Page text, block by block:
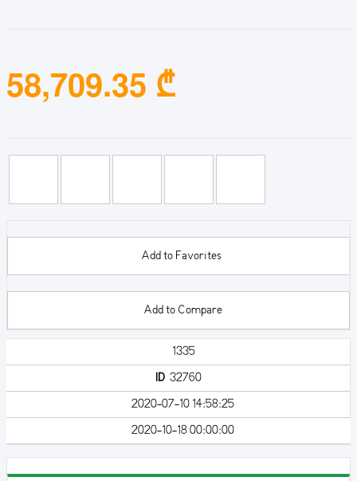
58,709.35 ₾
Add to Favorites
Add to Compare
1335
ID32760
2020-07-10 14:58:25
2020-10-18 00:00:00